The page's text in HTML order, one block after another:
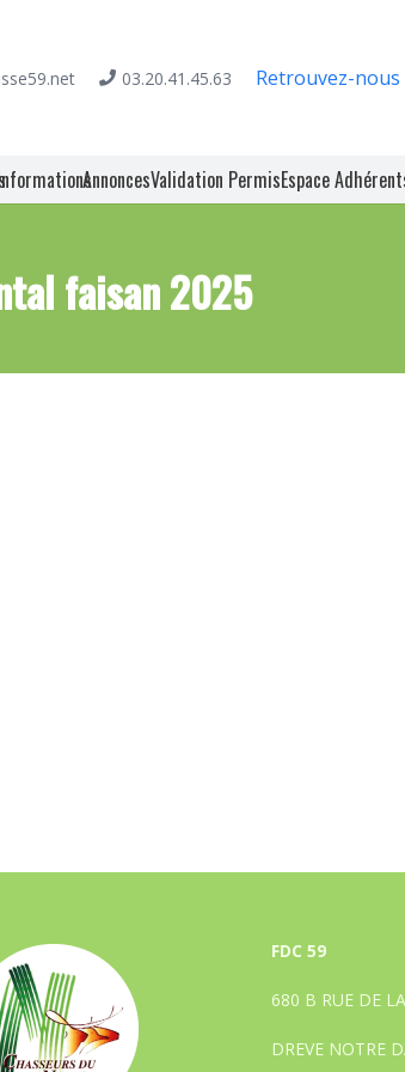
03.20.41.45.63 Retrouvez-
AnnoncesValidation PermisEspace
faisan 2025
FDC 59
680 B RUE DE
DREVE NOTRE